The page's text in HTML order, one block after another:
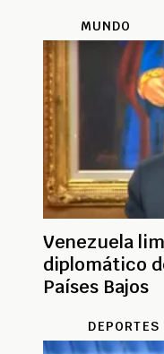
MUNDO
Venezuela
diplomático
Países Bajos
DEPORTES